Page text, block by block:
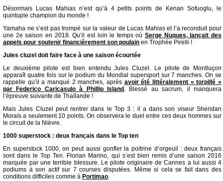
Désormais Lucas Mahias n’est qu’à 4 petits points de Kenan Sofuoglu, le
quintuple champion du monde !
Yamaha ne s’est pas trompé sur la valeur de Lucas Mahias et l’a reconduit pour
une 2e saison en 2018. Qu’il est loin le temps oùSerge Nuques, lançait des
appels pour soutenir financièrement son poulain en Trophée Pirelli !
Jules cluzel doit faire face à une saison écourtée
Le deuxième pilote est bien entendu Jules Cluzel. Le pilote de Montluçon
apparaît quatre fois sur le podium du Mondial supersport sur 7 manches. On se
rappelle qu’il a manqué 2 manches, après avoir été littéralement « torpillé »
par Federico Caricasulo à Phillip Island . Blessé au sacrum, il manquera
l’épreuve suivante de Thaïlande !
Mais Jules Cluzel peut rentrer dans le Top 3 : il a dans son viseur Sheridan
Moraïs a seulement 10 points. On observera le duel entre ces deux hommes sur
le circuit de la Nièvre.
1000 superstock : deux français dans le Top ten
En superstock 1000, on peut aussi gonfler la poitrine d’orgeuil : deux français
sont dans le Top Ten. Florian Marino, qui s’est bien remis d’une saison 2016
marquée par une terrible blessure. Le pilote originaire de Cannes a lui aussi 4
podiums à son actif sur 7 courses disputées. Même si cela se fait dans des
conditions difficiles comme à Portimao.